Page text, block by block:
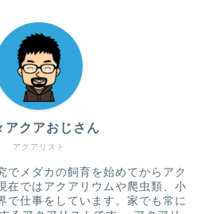
アクアリスト
アクアおじさん
でメダカの飼育を始めてからアク
在ではアクアリウムや爬虫類、小
で仕事をしています。家でも常に